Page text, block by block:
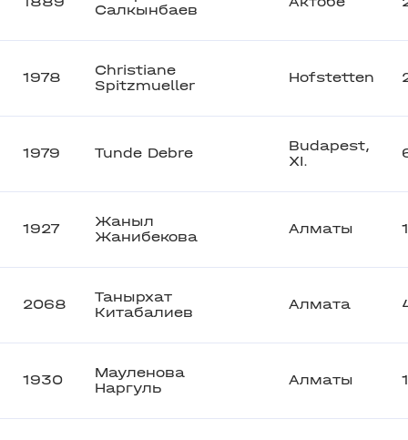
Салкынбаев
1978
Christiane
Spitzmueller
Hofstetten
1979 Tunde Debre
Budapest,
XI.
1927
Жаныл
Жанибекова
Алматы
2068
Танырхат
Китабалиев
Алмата
1930
Мауленова
Наргуль
Алматы